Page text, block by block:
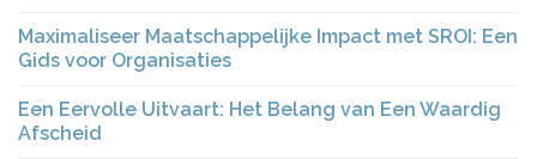
Maximaliseer Maatschappelijke Impact met SROI: Een
Gids voor Organisaties
Een Eervolle Uitvaart: Het Belang van Een Waardig
Afscheid